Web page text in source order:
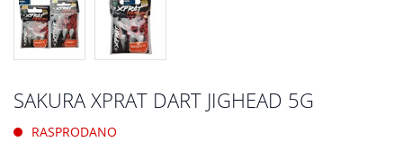
SAKURA XPRAT DART JIGHEAD 5G
RASPRODANO